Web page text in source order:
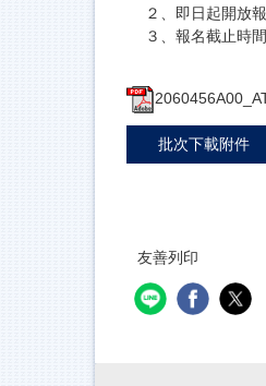
２、即日起開放
３、報名截止時
批次下載附件
友善列印